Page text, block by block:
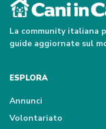
La community italiana
guide aggiornate sul
ESPLORA
Annunci
Volontariato